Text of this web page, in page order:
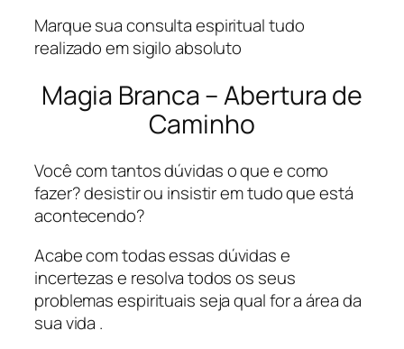
Marque sua consulta espiritual tudo
realizado em sigilo absoluto
Magia Branca – Abertura de
Caminho
Você com tantos dúvidas o que e como
fazer? desistir ou insistir em tudo que está
acontecendo?
Acabe com todas essas dúvidas e
incertezas e resolva todos os seus
problemas espirituais seja qual for a área da
sua vida .